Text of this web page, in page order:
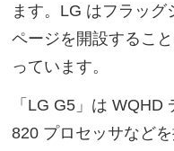
ます。LG はフラッ
ページを開設するこ
っています。
「LG G5」は
820 プロセッサなど